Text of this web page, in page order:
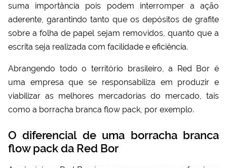
suma importância pois podem interromper a ação
aderente, garantindo tanto que os depósitos de grafite
sobre a folha de papel sejam removidos, quanto que a
escrita seja realizada com facilidade e eficiência.
Abrangendo todo o território brasileiro, a Red Bor é
uma empresa que se responsabiliza em produzir e
viabilizar as melhores mercadorias do mercado, tais
como a borracha branca flow pack , por exemplo.
O diferencial de uma borracha branca
flow pack da Red Bor